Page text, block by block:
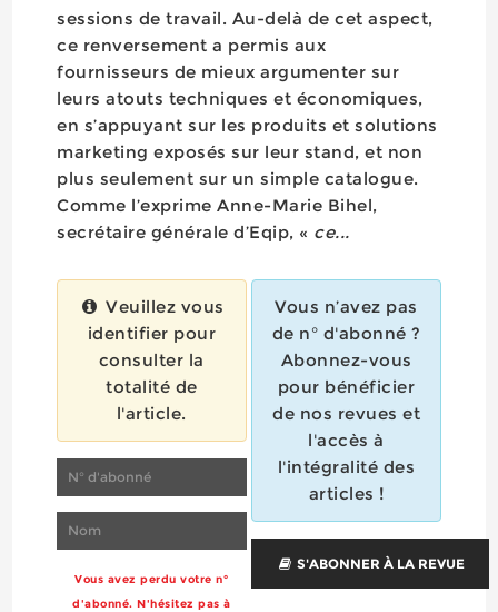
sessions de travail. Au-delà de cet aspect,
ce renversement a permis aux
fournisseurs de mieux argumenter sur
leurs atouts techniques et économiques,
en s’appuyant sur les produits et solutions
marketing exposés sur leur stand, et non
plus seulement sur un simple catalogue.
Comme l’exprime Anne-Marie Bihel,
secrétaire générale d’Eqip, « ce...
Veuillez vous
identifier pour
consulter la
totalité de
l'article.
Vous avez perdu votre n°
d'abonné. N'hésitez pas à
Vous n’avez pas
de n° d'abonné ?
Abonnez-vous
pour bénéficier
de nos revues et
l'accès à
l'intégralité des
articles !
S'ABONNER À LA REVUE